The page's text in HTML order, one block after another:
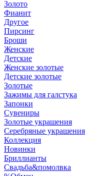
Золото
Фианит
Другое
Пирсинг
Броши
Женские
Детские
Женские золотые
Детские золотые
Золотые
Зажимы для галстука
Запонки
Сувениры
Золотые украшения
Серебряные украшения
Коллекция
Новинки
Бриллианты
Свадьба&помолвка